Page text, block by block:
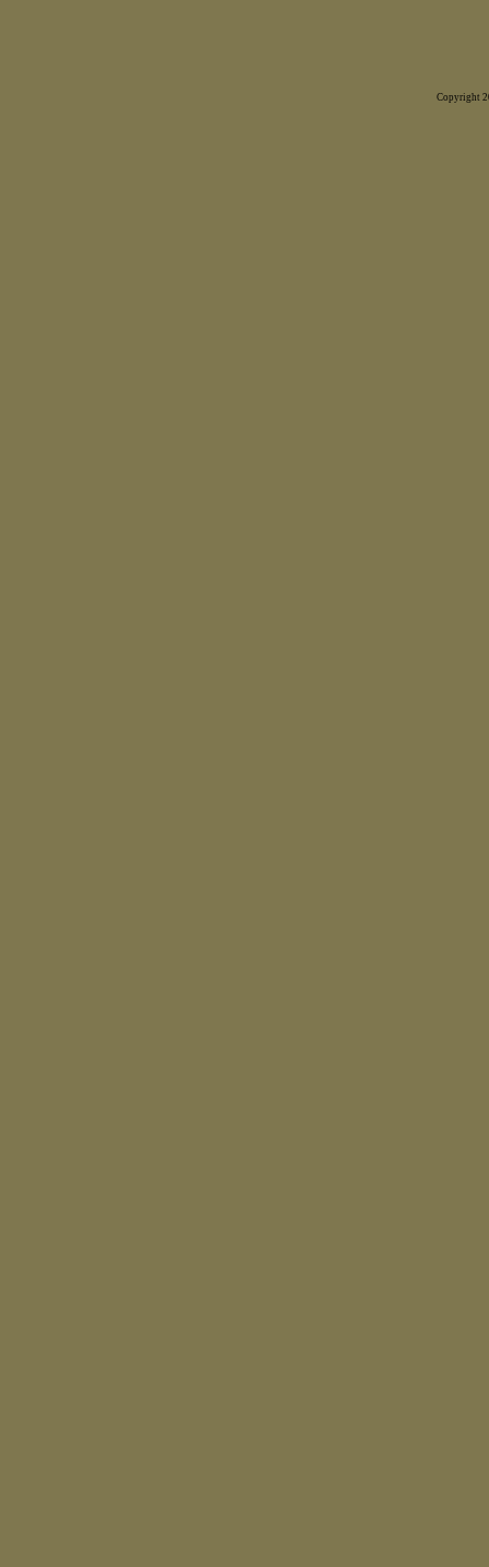
Copyright